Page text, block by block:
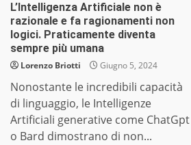
L’Intelligenza Artificiale non è
razionale e fa ragionamenti non
logici. Praticamente diventa
sempre più umana
Lorenzo Briotti Giugno 5, 2024
Nonostante le incredibili capacità
di linguaggio, le Intelligenze
Artificiali generative come ChatGpt
o Bard dimostrano di non...